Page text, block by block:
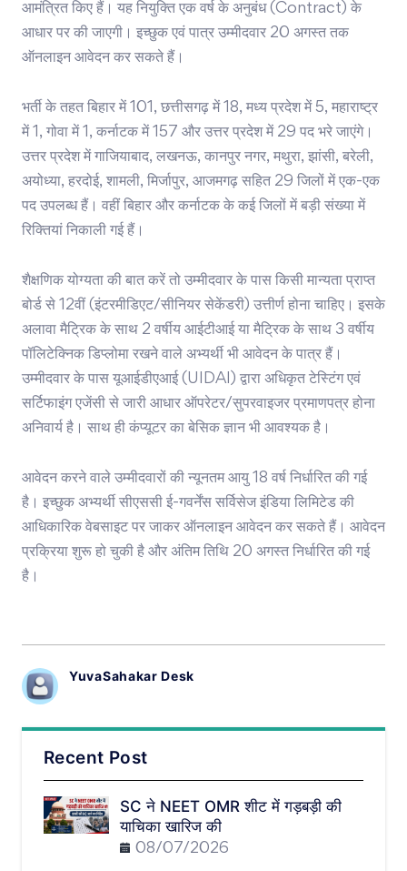
आमंत्रित किए हैं। यह नियुक्ति एक वर्ष के अनुबंध (Contract) के
आधार पर की जाएगी। इच्छुक एवं पात्र उम्मीदवार 20 अगस्त तक
ऑनलाइन आवेदन कर सकते हैं।
भर्ती के तहत बिहार में 101, छत्तीसगढ़ में 18, मध्य प्रदेश में 5, महाराष्ट्र
में 1, गोवा में 1, कर्नाटक में 157 और उत्तर प्रदेश में 29 पद भरे जाएंगे।
उत्तर प्रदेश में गाजियाबाद, लखनऊ, कानपुर नगर, मथुरा, झांसी, बरेली,
अयोध्या, हरदोई, शामली, मिर्जापुर, आजमगढ़ सहित 29 जिलों में एक-एक
पद उपलब्ध हैं। वहीं बिहार और कर्नाटक के कई जिलों में बड़ी संख्या में
रिक्तियां निकाली गई हैं।
शैक्षणिक योग्यता की बात करें तो उम्मीदवार के पास किसी मान्यता प्राप्त
बोर्ड से 12वीं (इंटरमीडिएट/सीनियर सेकेंडरी) उत्तीर्ण होना चाहिए। इसके
अलावा मैट्रिक के साथ 2 वर्षीय आईटीआई या मैट्रिक के साथ 3 वर्षीय
पॉलिटेक्निक डिप्लोमा रखने वाले अभ्यर्थी भी आवेदन के पात्र हैं।
उम्मीदवार के पास यूआईडीएआई (UIDAI) द्वारा अधिकृत टेस्टिंग एवं
सर्टिफाइंग एजेंसी से जारी आधार ऑपरेटर/सुपरवाइजर प्रमाणपत्र होना
अनिवार्य है। साथ ही कंप्यूटर का बेसिक ज्ञान भी आवश्यक है।
आवेदन करने वाले उम्मीदवारों की न्यूनतम आयु 18 वर्ष निर्धारित की गई
है। इच्छुक अभ्यर्थी सीएससी ई-गवर्नेंस सर्विसेज इंडिया लिमिटेड की
आधिकारिक वेबसाइट पर जाकर ऑनलाइन आवेदन कर सकते हैं। आवेदन
प्रक्रिया शुरू हो चुकी है और अंतिम तिथि 20 अगस्त निर्धारित की गई
है।
YuvaSahakar Desk
Recent Post
SC ने NEET OMR शीट में गड़बड़ी की
याचिका खारिज की
08/07/2026